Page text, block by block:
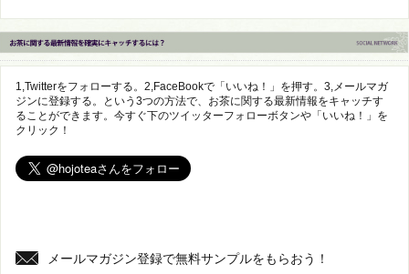
1,Twitterをフォローする。2,FaceBookで「いいね！」を押す。3,メールマガ
ジンに登録する。という3つの方法で、お茶に関する最新情報をキャッチす
ることができます。今すぐ下のツイッターフォローボタンや「いいね！」を
クリック！
メールマガジン登録で無料サンプルをもらおう！